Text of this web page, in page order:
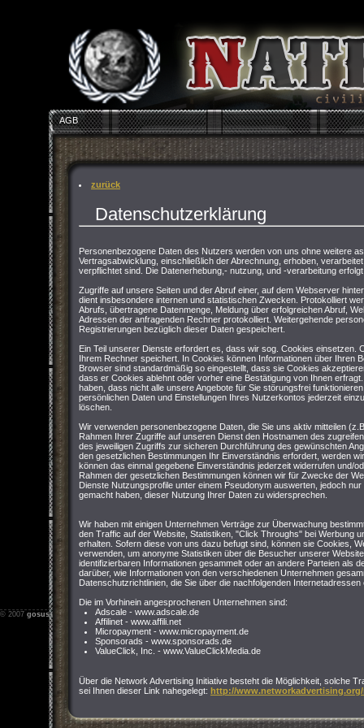
AGB
zurück
Datenschutzerklärung
Personenbezogene Daten des Nutzers werden von uns ohne weitere
Vertragsabwicklung, einschließlich der Abrechnung, erhoben,
verpflichtet sind. Die Datenerhebung,- nutzung, und -verarbeitung
Zugriffe auf unsere Seiten und der Abruf einer, auf dem Webserver
dient insbesondere internen und statistischen Zwecken. Protokolliert
Abrufs, übertragene Datenmenge, Meldung über erfolgreichen Abruf,
Adressen der anfragenden Rechner protokolliert. Weitergehende
Registrierungen bezüglich dieser Daten gespeichert.
Ein Teil unserer Dienste erfordert es, dass wir sog. Cookies einsetzen.
Ihrem Rechner speichert. In Cookies können Informationen über Ihren
Browser sind standardmäßig so eingestellt, dass sie Cookies
dass er Cookies ablehnt oder vorher eine Bestätigung von Ihnen
haben, dass nicht alle unsere Angebote für Sie störungsfrei
persönlichen Daten und Einstellungen Ihres Nutzerkontos jederzeit
löschen.
Wir verwenden personenbezogene Daten, die Sie uns aktiv mitteilen
Rahmen Ihrer Zugriffe auf unseren Dienst den Hostnamen des
des jeweiligen Zugriffs zur sicheren Durchführung des gewünschten
den gesetzlichen Bestimmungen Ihr Einverständnis erfordert, werden
können das einmal gegebene Einverständnis jederzeit widerrufen und/
Rahmen der gesetzlichen Bestimmungen können wir für Zwecke der
Dienste Nutzungsprofile unter einem Pseudonym auswerten, jedoch
gemacht haben, dieser Nutzung Ihrer Daten zu widersprechen.
Wir haben mit einigen Unternehmen Verträge zur Überwachung
den Traffic auf der Website, Statistiken, "Click Throughs" bei Werbung
erhalten. Sofern diese von uns dazu befugt sind, können sie Cookies,
verwenden, um anonyme Statistiken über die Besucher unserer
identifizierbaren Informationen gesammelt oder an andere Parteien als
darüber, wie Informationen von den verschiedenen Unternehmen
Datenschutzrichtlinien, die Sie über die nachfolgenden Internetadressen
Die im Vorhinein angesprochenen Unternehmen sind:
Adscale - www.adscale.de
Affilinet - www.affili.net
Micropayment - www.micropayment.de
Sponsorads - www.sponsorads.de
ValueClick, Inc. - www.ValueClickMedia.de
Über die Network Advertising Initiative besteht die Möglichkeit, solche
sei Ihnen dieser Link nahegelegt: http://
© 2007 gosus.net Impressum-Nutzungsbedingungen